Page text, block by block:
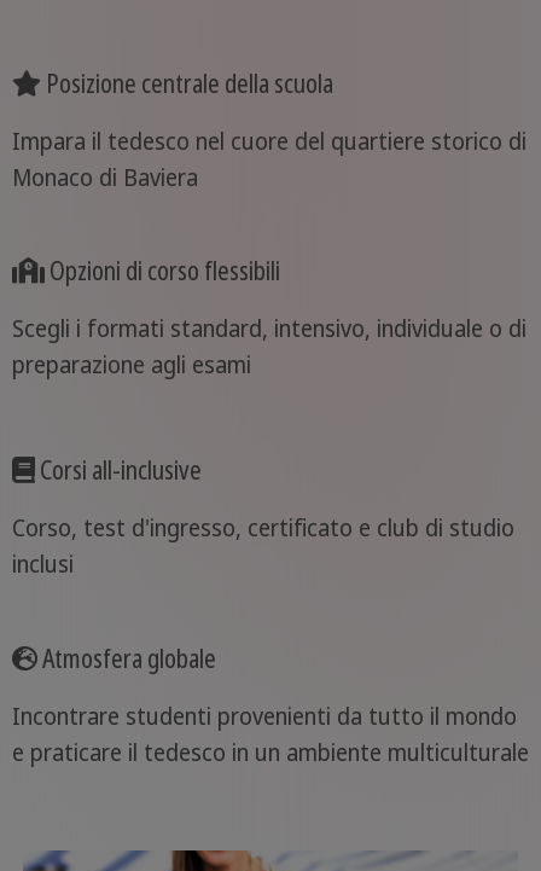
Posizione centrale della scuola
Impara il tedesco nel cuore del quartiere storico di
Monaco di Baviera
Opzioni di corso flessibili
Scegli i formati standard, intensivo, individuale o di
preparazione agli esami
Corsi all-inclusive
Corso, test d'ingresso, certificato e club di studio
inclusi
Atmosfera globale
Incontrare studenti provenienti da tutto il mondo
e praticare il tedesco in un ambiente multiculturale